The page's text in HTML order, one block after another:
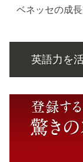
ベネッセの成
英語力を